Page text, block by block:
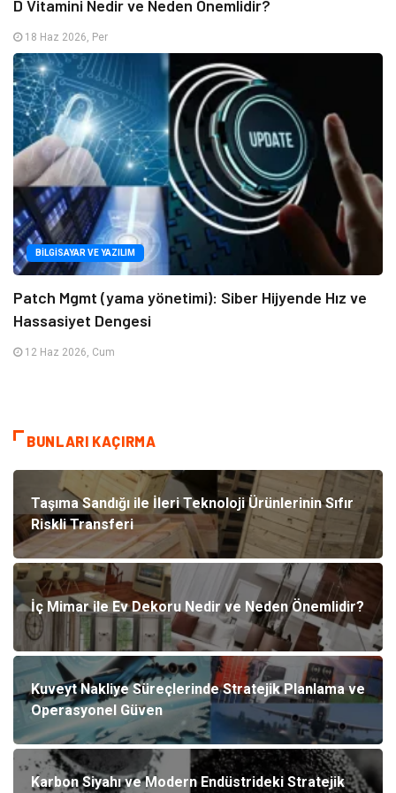
D Vitamini Nedir ve Neden Önemlidir?
18 Haz 2026, Per
BILGISAYAR VE YAZILIM
Patch Mgmt (yama yönetimi): Siber Hijyende Hız ve
Hassasiyet Dengesi
12 Haz 2026, Cum
BUNLARI KAÇIRMA
Taşıma Sandığı ile İleri Teknoloji Ürünlerinin Sıfır
Riskli Transferi
İç Mimar ile Ev Dekoru Nedir ve Neden Önemlidir?
Kuveyt Nakliye Süreçlerinde Stratejik Planlama ve
Operasyonel Güven
Karbon Siyahı ve Modern Endüstrideki Stratejik